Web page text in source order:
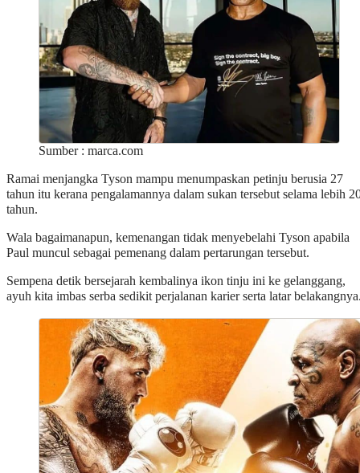
Sumber : marca.com
Ramai menjangka Tyson mampu menumpaskan petinju berusia 27
tahun itu kerana pengalamannya dalam sukan tersebut selama lebih
tahun.
Wala bagaimanapun, kemenangan tidak menyebelahi Tyson apabila
Paul muncul sebagai pemenang dalam pertarungan tersebut.
Sempena detik bersejarah kembalinya ikon tinju ini ke gelanggang,
ayuh kita imbas serba sedikit perjalanan karier serta latar